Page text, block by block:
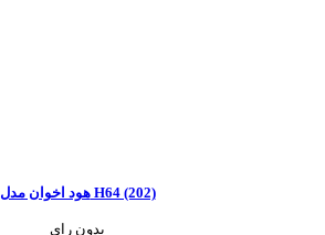
هود اخوان مدل H64 (202)
بدون رای